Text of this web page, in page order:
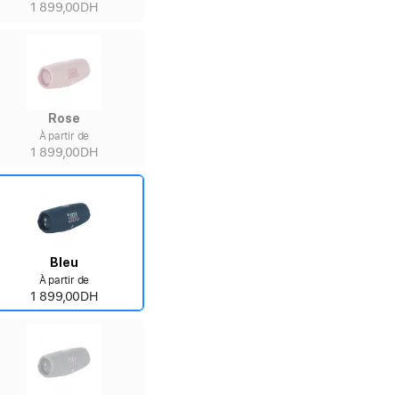
1 899,00DH
Rose
À partir de
1 899,00DH
Bleu
À partir de
1 899,00DH